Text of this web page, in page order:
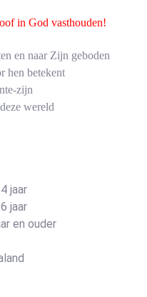
in God vasthouden!
en naar Zijn geboden
hen betekent
zijn
wereld
jaar
jaar
en ouder